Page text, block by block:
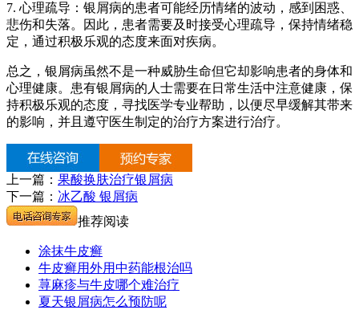
7. 心理疏导：银屑病的患者可能经历情绪的波动，感到困惑、
悲伤和失落。因此，患者需要及时接受心理疏导，保持情绪稳
定，通过积极乐观的态度来面对疾病。
总之，银屑病虽然不是一种威胁生命但它却影响患者的身体和
心理健康。患有银屑病的人士需要在日常生活中注意健康，保
持积极乐观的态度，寻找医学专业帮助，以便尽早缓解其带来
的影响，并且遵守医生制定的治疗方案进行治疗。
上一篇： 果酸换肤治疗银屑病
下一篇： 冰乙酸 银屑病
推荐阅读
涂抹牛皮癣
牛皮癣用外用中药能根治吗
荨麻疹与牛皮哪个难治疗
夏天银屑病怎么预防呢